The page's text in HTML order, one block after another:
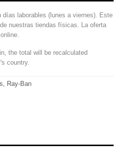
días laborables (lunes a viernes). Este
nuestras tiendas físicas. La oferta
the total will be recalculated
country.
, Ray-Ban